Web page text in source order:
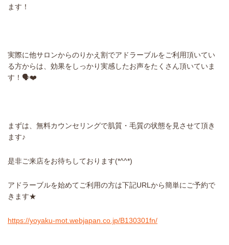
ます！
実際に他サロンからのりかえ割でアドラーブルをご利用頂いてい
る方からは、効果をしっかり実感したお声をたくさん頂いていま
す！🗣❤️
まずは、無料カウンセリングで肌質・毛質の状態を見させて頂き
ます♪
是非ご来店をお待ちしております(*^^*)
アドラーブルを始めてご利用の方は下記URLから簡単にご予約で
きます★
https://yoyaku-mot.webjapan.co.jp/B130301fn/